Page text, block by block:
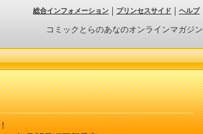
コミックとらのあなのオンラインマガジン
総合インフォメーション プリンセスサイド ヘルプ